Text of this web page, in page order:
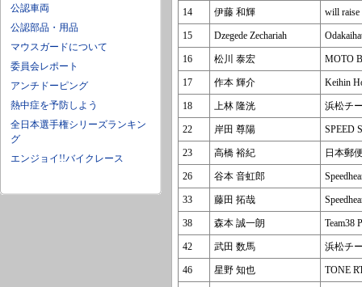
公認車両
公認部品・用品
マウスガードについて
委員会レポート
アンチドーピング
熱中症を予防しよう
全日本選手権シリーズランキン
グ
エンジョイ!!バイクレース
14 伊藤 和輝 will raise
15 Dzegede Zechariah
16 松川 泰宏 MOTO
17 作本 輝介 Keihin
18 上林 隆洸 浜松チ
22 岸田 尊陽 SPEED
23 高橋 裕紀 日本郵
26 谷本 音虹郎
33 藤田 拓哉
38 森本 誠一朗 Team38
42 武田 数馬 浜松チ
46 星野 知也 TONE